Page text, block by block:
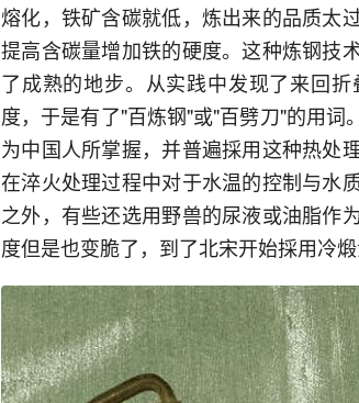
熔化，铁矿含碳就低，炼出来的品质太
提高含碳量增加铁的硬度。这种炼钢技
了成熟的地步。从实践中发现了来回
度，于是有了"百炼钢"或"百劈刀"的用
为中国人所掌握，并普遍採用这种热处
在淬火处理过程中对于水温的控制与水
之外，有些还选用野兽的尿液或油脂作
度但是也变脆了，到了北宋开始採用冷